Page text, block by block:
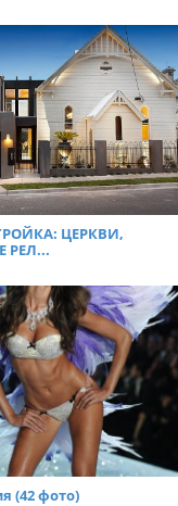
ЦЕРКВИ,
РЕЛ...
(42 фото)